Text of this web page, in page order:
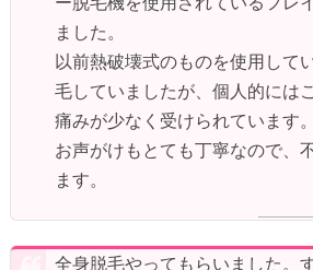
ました。
以前熱破壊式のものを使用して
毛していましたが、個人的には
痛みが少なく受けられています。
お声がけもとても丁寧なので、
ます。
全身脱毛やってもらいました。